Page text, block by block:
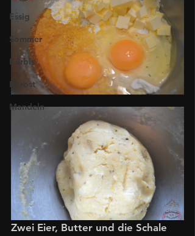
Essig
Sommer
Kürbis
Herbst
Mandeln
Zwei Eier, Butter und die Schale